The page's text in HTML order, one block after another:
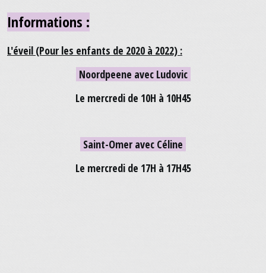
Informations :
L'éveil (Pour les enfants de 2020 à 2022) :
Noordpeene avec Ludovic
Le mercredi de 10H à 10H45
Saint-Omer avec Céline
Le mercredi de 17H à 17H45